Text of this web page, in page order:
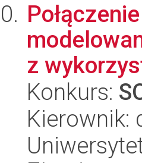
z
Konkurs:
Kierownik: